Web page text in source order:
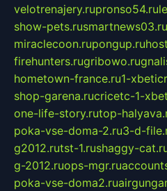
velotrenajery.rupronso54.ru
show-pets.rusmartnews03.ru
miraclecoon.rupongup.ru
firehunters.rugribowo.ru
hometown-france.ru1-
shop-garena.rucricetc-1-
one-life-story.rutop-
poka-vse-doma-2.ru3-d-
g2012.rutst-1.rushaggy-
g-2012.ruops-mgr.ru
poka-vse-doma2.ru